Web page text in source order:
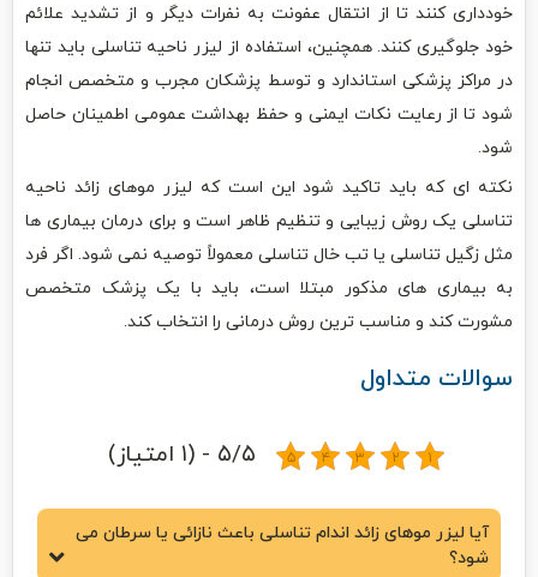
خودداری کنند تا از انتقال عفونت به نفرات دیگر و از تشدید علائم
خود جلوگیری کنند. همچنین، استفاده از لیزر ناحیه تناسلی باید تنها
در مراکز پزشکی استاندارد و توسط پزشکان مجرب و متخصص انجام
شود تا از رعایت نکات ایمنی و حفظ بهداشت عمومی اطمینان حاصل
شود.
نکته ای که باید تاکید شود این است که لیزر موهای زائد ناحیه
تناسلی یک روش زیبایی و تنظیم ظاهر است و برای درمان بیماری ها
مثل زگیل تناسلی یا تب خال تناسلی معمولاً توصیه نمی شود. اگر فرد
به بیماری های مذکور مبتلا است، باید با یک پزشک متخصص
مشورت کند و مناسب ترین روش درمانی را انتخاب کند.
سوالات متداول
۵/۵ - (۱ امتیاز)
آیا لیزر موهای زائد اندام تناسلی باعث نازائی یا سرطان می
شود؟